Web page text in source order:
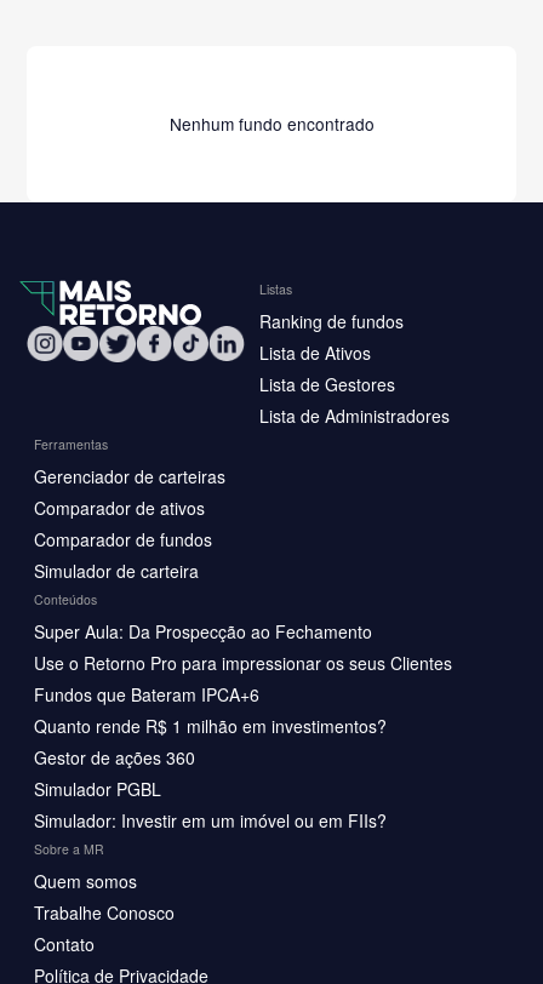
Nenhum fundo encontrado
Listas
Ranking de fundos
Lista de Ativos
Lista de Gestores
Lista de Administradores
Ferramentas
Gerenciador de carteiras
Comparador de ativos
Comparador de fundos
Simulador de carteira
Conteúdos
Super Aula: Da Prospecção ao Fechamento
Use o Retorno Pro para impressionar os seus Clientes
Fundos que Bateram IPCA+6
Quanto rende R$ 1 milhão em investimentos?
Gestor de ações 360
Simulador PGBL
Simulador: Investir em um imóvel ou em FIIs?
Sobre a MR
Quem somos
Trabalhe Conosco
Contato
Política de Privacidade